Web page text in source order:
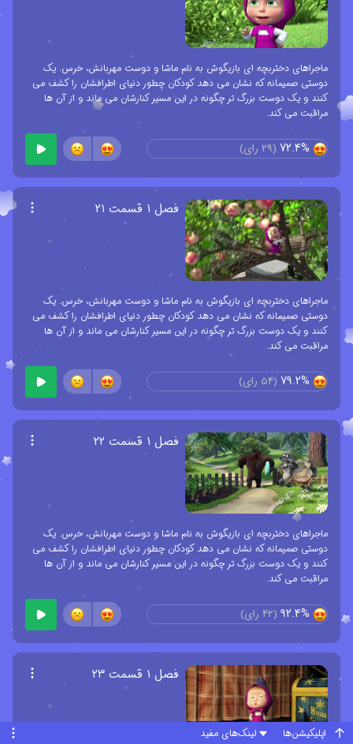
ماجراهای دختربچه ای بازیگوش به نام ماشا و دوست مهربانش، خرس. یک
دوستی صمیمانه که نشان می دهد کودکان چطور دنیای اطرافشان را کشف می
کنند و یک دوست بزرگ تر چگونه در این مسیر کنارشان می ماند و از آن ها
مراقبت می کند.
72.4%
(
29 رای)
فصل ۱ قسمت ۲۱
ماجراهای دختربچه ای بازیگوش به نام ماشا و دوست مهربانش، خرس. یک
دوستی صمیمانه که نشان می دهد کودکان چطور دنیای اطرافشان را کشف می
کنند و یک دوست بزرگ تر چگونه در این مسیر کنارشان می ماند و از آن ها
مراقبت می کند.
79.2%
(
54 رای)
فصل ۱ قسمت ۲۲
ماجراهای دختربچه ای بازیگوش به نام ماشا و دوست مهربانش، خرس. یک
دوستی صمیمانه که نشان می دهد کودکان چطور دنیای اطرافشان را کشف می
کنند و یک دوست بزرگ تر چگونه در این مسیر کنارشان می ماند و از آن ها
مراقبت می کند.
92.4%
(
42 رای)
فصل ۱ قسمت ۲۳
اپلیکیشن‌ها لینک‌های مفید